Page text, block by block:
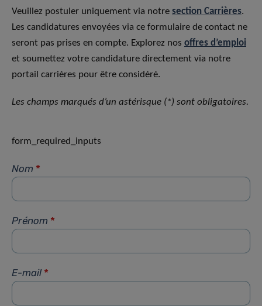
Veuillez postuler uniquement via notre section Carrières.
Les candidatures envoyées via ce formulaire de contact ne
seront pas prises en compte. Explorez nos offres d’emploi
et soumettez votre candidature directement via notre
portail carrières pour être considéré.
Les champs marqués d’un astérisque (*) sont obligatoires.
form_required_inputs
Nom *
Prénom *
E-mail *